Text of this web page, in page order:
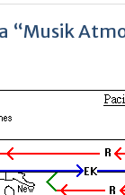
“Musik